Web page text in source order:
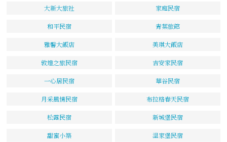
大新大旅社 家庭民宿
和平民宿 青葉旅館
雅馨大飯店 美琪大飯店
敦煌之旅民宿 吉安家民宿
一心居民宿 華谷民宿
月采風情民宿 布拉格春天民宿
松露民宿 新城堡民宿
甜蜜小築 溫家堡民宿